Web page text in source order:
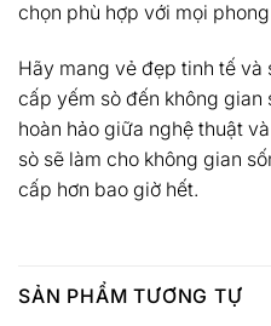
chọn phù hợp với mọi
Hãy mang vẻ đẹp tinh tế
cấp yếm sò đến không gian
hoàn hảo giữa nghệ thuật
sò sẽ làm cho không gian
cấp hơn bao giờ hết.
SẢN PHẨM TƯƠNG TỰ